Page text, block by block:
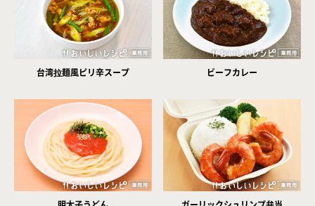
台湾拉麺風ピリ辛スープ ビーフカレー